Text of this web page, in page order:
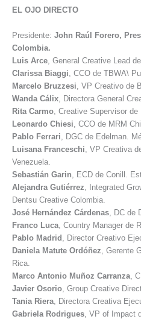
EL OJO DIRECTO
Presidente: John Raúl Forero,
Colombia.
Luis Arce , General Creative Lead
Clarissa Biaggi , CCO de TBWA\
Marcelo Bruzzesi , VP Creativo de
Wanda Cálix , Directora General
Rita Carmo , Creative Supervisor
Leonardo Chiesi , CCO de MRM
Pablo Ferrari , DGC de Edelman.
Luisana Franceschi , VP Creativa
Venezuela.
Sebastián Garin , ECD de Conill.
Alejandra Gutiérrez , Integrated
Dentsu Creative Colombia.
José Hernández Cárdenas , DC de
Franco Luca , Country Manager de
Pablo Madrid
, Director Creativo
Daniela Matute Ordóñez , Gerente
Rica.
Marco Antonio Muñoz Carranza ,
Javier Osorio , Group Creative
Tania Riera , Directora Creativa
Gabriela Rodrigues , VP of Impact